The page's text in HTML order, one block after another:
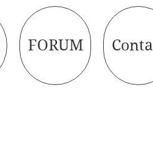
FORUM